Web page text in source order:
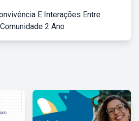
E Interações Entre
2 Ano